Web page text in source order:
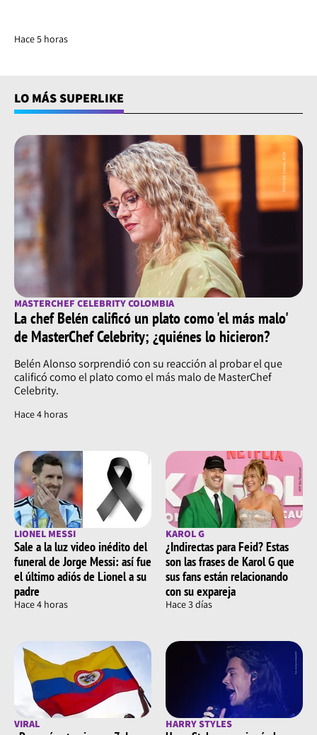
Hace 5 horas
LO MÁS SUPERLIKE
MASTERCHEF CELEBRITY COLOMBIA
La chef Belén calificó un plato como 'el más malo'
de MasterChef Celebrity; ¿quiénes lo hicieron?
Belén Alonso sorprendió con su reacción al probar el que
calificó como el plato como el más malo de MasterChef
Celebrity.
Hace 4 horas
LIONEL MESSI
Sale a la luz video inédito del
funeral de Jorge Messi: así fue
el último adiós de Lionel a su
padre
Hace 4 horas
KAROL G
¿Indirectas para Feid? Estas
son las frases de Karol G que
sus fans están relacionando
con su expareja
Hace 3 días
VIRAL HARRY STYLES